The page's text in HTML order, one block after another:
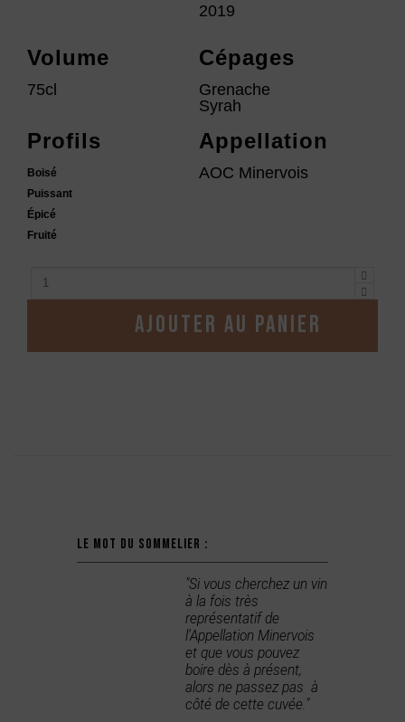
2019
Volume
75cl
Cépages
Grenache
Syrah
Profils
Boisé
Puissant
Épicé
Fruité
Appellation
AOC Minervois
Ajouter au panier
Le mot du sommelier :
"Si vous cherchez un vin
à la fois très
représentatif de
l'Appellation Minervois
et que vous pouvez
boire dès à présent,
alors ne passez pas à
côté de cette cuvée."